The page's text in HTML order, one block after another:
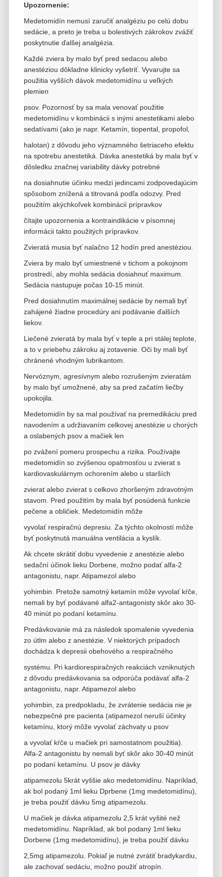
Upozornenie:
Medetomidín nemusí zaručiť analgéziu po celú dobu
sedácie, a preto je treba u bolestivých zákrokov zvážiť
poskytnutie ďalšej analgézia.
Každé zviera by malo byť pred sedacou alebo
anestéziou dôkladne klinicky vyšetriť. Vyvarujte sa
použitia vyšších dávok medetomidínu u veľkých
plemien
psov. Pozornosť by sa mala venovať použitie
medetomidínu v kombinácii s inými anestetikami alebo
sedatívami (ako je napr. Ketamín, tiopental, propofol,
halotan) z dôvodu jeho významného šetriaceho efektu
na spotrebu anestetiká. Dávka anestetiká by mala byť v
dôsledku značnej variability dávky potrebné
na dosiahnutie účinku medzi jedincami zodpovedajúcim
spôsobom znížená a titrovaná podľa odozvy. Pred
použitím akýchkoľvek kombinácií prípravkov
čítajte upozornenia a kontraindikácie v písomnej
informácii takto použitých prípravkov.
Zvieratá musia byť nalačno 12 hodín pred anestéziou.
Zviera by malo byť umiestnené v tichom a pokojnom
prostredí, aby mohla sedácia dosiahnuť maximum.
Sedácia nastupuje počas 10-15 minút.
Pred dosiahnutím maximálnej sedácie by nemali byť
zahájené žiadne procedúry ani podávanie ďalších
liekov.
Liečené zvieratá by mala byť v teple a pri stálej teplote,
a to v priebehu zákroku aj zotavenie. Oči by mali byť
chránené vhodným lubrikantom.
Nervóznym, agresívnym alebo rozrušeným zvieratám
by malo byť umožnené, aby sa pred začatím liečby
upokojila.
Medetomidín by sa mal používať na premedikáciu pred
navodením a udržiavaním celkovej anestézie u chorých
a oslabených psov a mačiek len
po zvážení pomeru prospechu a rizika. Používajte
medetomidín so zvýšenou opatrnosťou u zvierat s
kardiovaskulárnym ochorením alebo u starších
zvierat alebo zvierat s celkovo zhoršeným zdravotným
stavom. Pred použitím by mala byť posúdená funkcie
pečene a obličiek. Medetomidín môže
vyvolať respiračnú depresiu. Za týchto okolností môže
byť poskytnutá manuálna ventilácia a kyslík.
Ak chcete skrátiť dobu vyvedenie z anestézie alebo
sedační účinok lieku Dorbene, možno podať alfa-2
antagonistu, napr. Atipamezol alebo
yohimbin. Pretože samotný ketamín môže vyvolať kŕče,
nemali by byť podávané alfa2-antagonisty skôr ako 30-
40 minút po podaní ketamínu.
Predávkovanie má za následok spomalenie vyvedenia
zo útlm alebo z anestézie. V niektorých prípadoch
dochádza k depresii obehového a respiračného
systému. Pri kardiorespiračných reakciách vzniknutých
z dôvodu predávkovania sa odporúča podávať alfa-2
antagonistu, napr. Atipamezol alebo
yohimbin, za predpokladu, že zvrátenie sedácia nie je
nebezpečné pre pacienta (atipamezol neruší účinky
ketamínu, ktorý môže vyvolať záchvaty u psov
a vyvolať kŕče u mačiek pri samostatnom použitia).
Alfa-2 antagonistu by nemali byť skôr ako 30-40 minút
po podaní ketamínu. U psov je dávky
atipamezolu 5krát vyššie ako medetomidínu. Napríklad,
ak bol podaný 1ml lieku Dprbene (1mg medetomidínu),
je treba použiť dávku 5mg atipamezolu.
U mačiek je dávka atipamezolu 2,5 krát vyšité než
medetomidínu. Napríklad, ak bol podaný 1ml lieku
Dorbene (1mg medetomidínu), je treba použiť dávku
2,5mg atipamezolu. Pokiaľ je nutné zvrátiť bradykardiu,
ale zachovať sedáciu, možno použiť atropín.